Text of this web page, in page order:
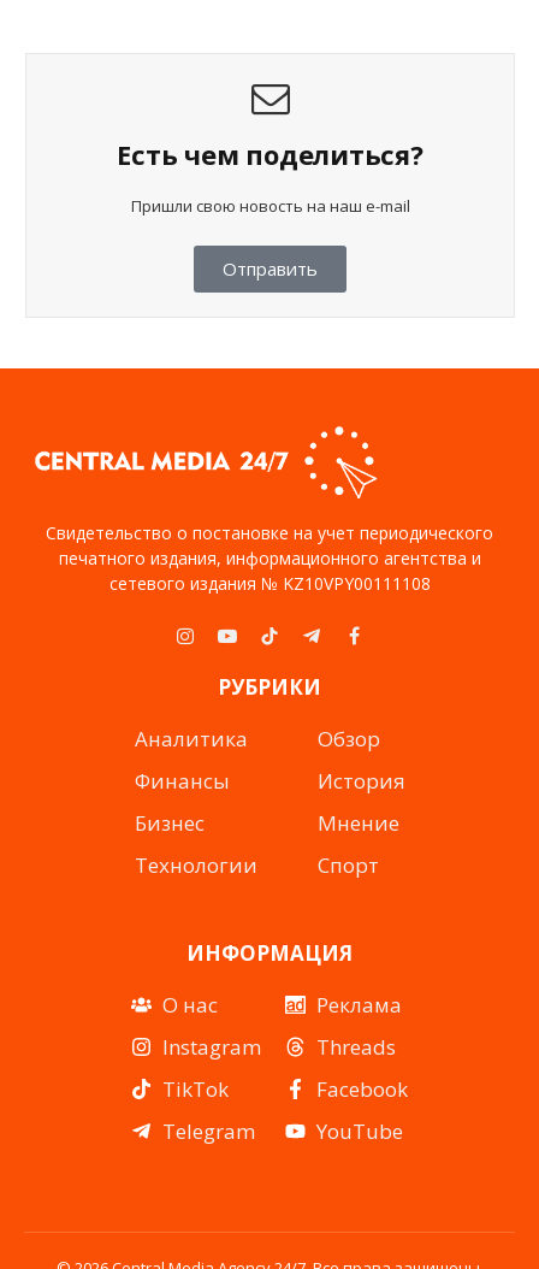
Есть чем поделиться?
Пришли свою новость на наш e-mail
Отправить
Свидетельство о постановке на учет периодического
печатного издания, информационного агентства и
сетевого издания № KZ10VPY00111108
Instagram
YouTubeTikTokTelegramFacebook
РУБРИКИ
Аналитика
Финансы
Бизнес
Технологии
Обзор
История
Мнение
Спорт
ИНФОРМАЦИЯ
О нас
Instagram
TikTok
Telegram
Реклама
Threads
Facebook
YouTube